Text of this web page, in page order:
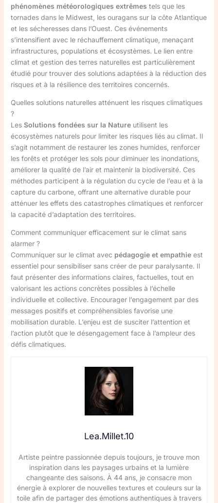
phénomènes météorologiques extrêmes tels que les
tornades dans le Midwest, les ouragans sur la côte Atlantique
et les sécheresses dans l’Ouest. Ces événements
s’intensifient avec le réchauffement climatique, menaçant
infrastructures, populations et écosystèmes. Le lien entre
climat et gestion des terres naturelles est particulièrement
étudié pour trouver des solutions adaptées à la réduction des
risques et à la résilience des territoires concernés.
Quelles solutions naturelles atténuent les risques climatiques
?
Les Solutions fondées sur la Natureutilisent les
écosystèmes naturels pour limiter les risques liés au climat. Il
s’agit notamment de restaurer les zones humides, renforcer
les forêts et protéger les sols pour diminuer les inondations,
améliorer la qualité de l’air et maintenir la biodiversité. Ces
méthodes participent à la régulation du cycle de l’eau et à la
capture du carbone, offrant une alternative durable pour
atténuer les effets des catastrophes climatiques et renforcer
la capacité d’adaptation des territoires.
Comment communiquer efficacement sur le climat sans
alarmer ?
Communiquer sur le climat avec pédagogie et empathieest
essentiel pour sensibiliser sans créer de peur paralysante. Il
faut présenter des informations claires, factuelles, tout en
valorisant les actions concrètes possibles à l’échelle
individuelle et collective. Encourager l’engagement par des
messages positifs et compréhensibles favorise une
mobilisation durable. L’enjeu est de susciter l’attention et
l’action plutôt que le désengagement face à l’ampleur des
défis climatiques.
Lea.Millet.10
Artiste peintre passionnée depuis toujours, je trouve mon
inspiration dans les paysages urbains et la lumière
changeante des saisons. À 44 ans, je consacre mon
énergie à explorer de nouvelles textures et couleurs sur la
toile afin de partager des émotions authentiques à travers